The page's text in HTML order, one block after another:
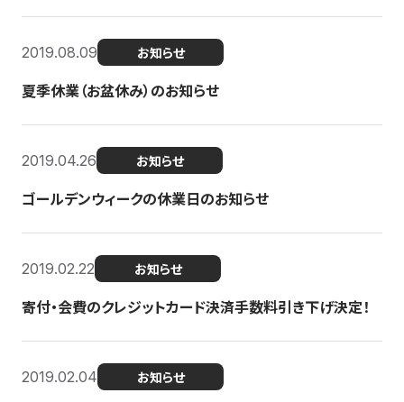
2019.08.09 お知らせ
夏季休業（お盆休み）のお知らせ
2019.04.26 お知らせ
ゴールデンウィークの休業日のお知らせ
2019.02.22 お知らせ
寄付・会費のクレジットカード決済手数料引き下げ決定！
2019.02.04 お知らせ